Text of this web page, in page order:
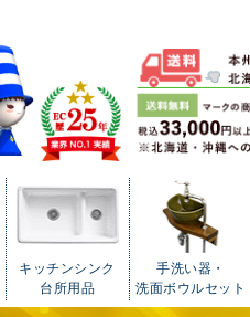
キッチンシンク
台所用品
手洗い器・
洗面ボウルセット